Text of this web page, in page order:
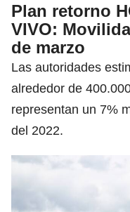
Plan retorno
VIVO:
de marzo
Las autoridades
alrededor de
representan un 7%
del 2022.